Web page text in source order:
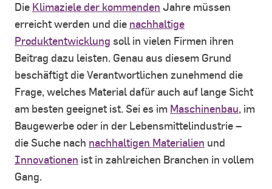
Die Klimaziele der kommenden Jahre müssen
erreicht werden und die nachhaltige
Produktentwicklung soll in vielen Firmen ihren
Beitrag dazu leisten. Genau aus diesem Grund
beschäftigt die Verantwortlichen zunehmend die
Frage, welches Material dafür auch auf lange Sicht
am besten geeignet ist. Sei es im Maschinenbau, im
Baugewerbe oder in der Lebensmittelindustrie –
die Suche nach nachhaltigen Materialien und
Innovationen ist in zahlreichen Branchen in vollem
Gang.